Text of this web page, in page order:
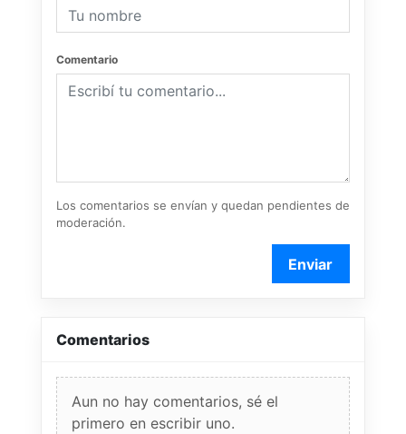
Comentario
Los comentarios se envían y quedan pendientes de
moderación.
Enviar
Comentarios
Aun no hay comentarios, sé el
primero en escribir uno.